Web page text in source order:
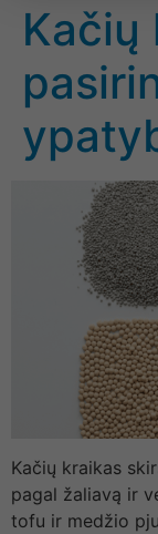
Kačių
Kačių kraikas
pagal žaliavą ir
tofu ir medžio